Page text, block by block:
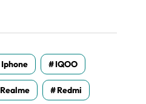
Iphone IQOO
Realme Redmi